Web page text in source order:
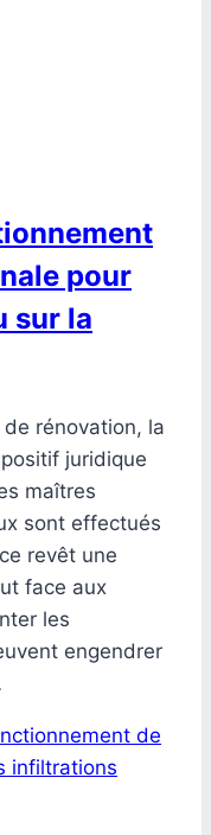
pour
sur la
rénovation, la
juridique
maîtres
sont effectués
revêt une
face aux
les
engendrer
de
infiltrations